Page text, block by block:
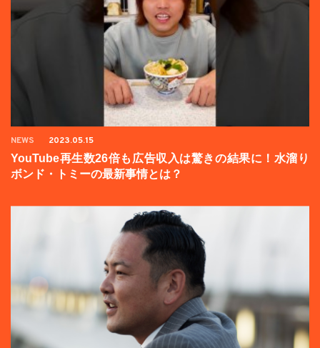
NEWS 2023.05.15
YouTube再生数26倍も広告収入は驚きの結果に！水溜り
ボンド・トミーの最新事情とは？